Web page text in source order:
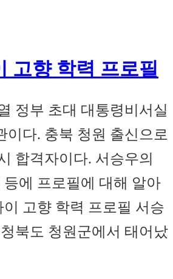
고향 학력 프로필
정부 초대 대통령비서실
이다. 충북 청원 출신으로
합격자이다. 서승우의
등에 프로필에 대해 알아
이 고향 학력 프로필 서승
북도 청원군에서 태어났